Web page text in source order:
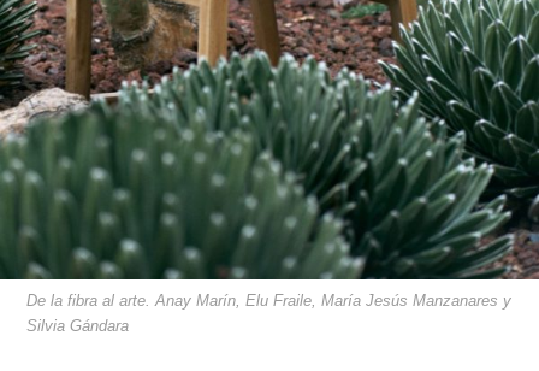
De la fibra al arte. Anay Marín, Elu Fraile, María Jesús Manzanares y
Silvia Gándara